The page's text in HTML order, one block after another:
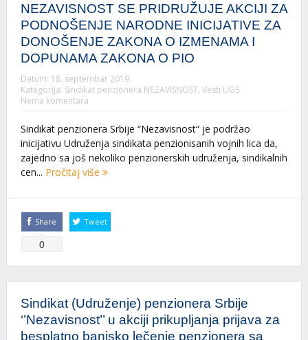
NEZAVISNOST SE PRIDRUŽUJE AKCIJI ZA
PODNOŠENJE NARODNE INICIJATIVE ZA
DONOŠENJE ZAKONA O IZMENAMA I
DOPUNAMA ZAKONA O PIO
Datum: 18. septembar 2019
Kategorija: Sindikat penzionera NEZAVISNOST, Vesti UGS
Nema komentara
Sindikat penzionera Srbije “Nezavisnost“ je podržao
inicijativu Udruženja sindikata penzionisanih vojnih lica da,
zajedno sa još nekoliko penzionerskih udruženja, sindikalnih
cen... Pročitaj više
Share
0
Tweet
Sindikat (Udruženje) penzionera Srbije
‘’Nezavisnost’’ u akciji prikupljanja prijava za
besplatno banjsko lečenje penzionera sa